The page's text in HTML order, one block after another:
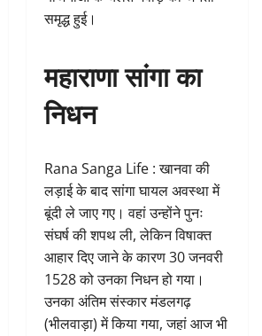
समृद्ध हुई।
महाराणा सांगा का
निधन
Rana Sanga Life : खानवा की
लड़ाई के बाद सांगा घायल अवस्था में
बूंदी ले जाए गए। वहां उन्होंने पुनः
संघर्ष की शपथ ली, लेकिन विषाक्त
आहार दिए जाने के कारण 30 जनवरी
1528 को उनका निधन हो गया।
उनका अंतिम संस्कार मंडलगढ़
(भीलवाड़ा) में किया गया, जहां आज भी